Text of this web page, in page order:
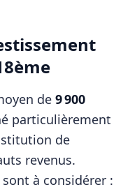
de 9 900
particulièrement
de
revenus.
à considérer :